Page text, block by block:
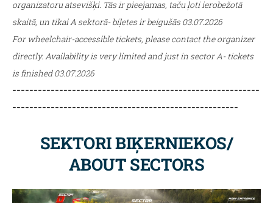
organizatoru atsevišķi. Tās ir pieejamas, taču ļoti ierobežotā
skaitā, un tikai A sektorā- biļetes ir beigušās 03.07.2026
For wheelchair-accessible tickets, please contact the organizer
directly. Availability is very limited and just in sector A- tickets
is finished 03.07.2026
----------------------------------------------------------
-----------------------------------------------------
SEKTORI BIĶERNIEKOS/
ABOUT SECTORS